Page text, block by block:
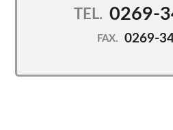
TEL. 0269-
FAX. 0269-